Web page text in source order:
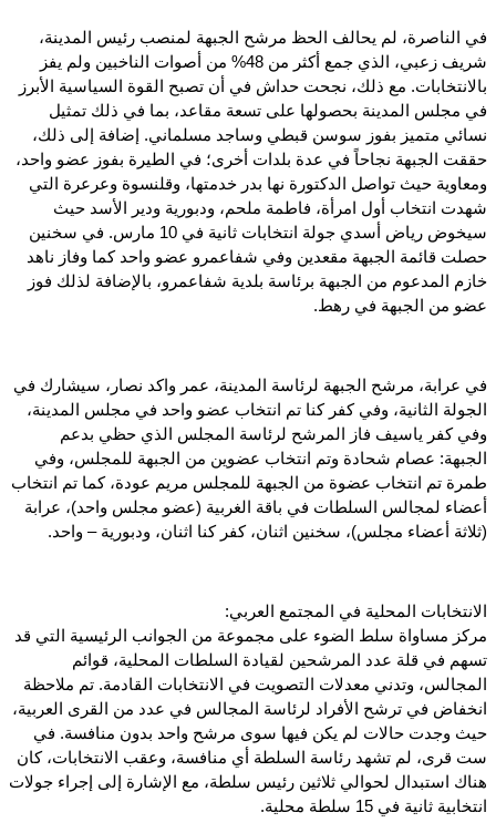
في الناصرة، لم يحالف الحظ مرشح الجبهة لمنصب رئيس المدينة،
شريف زعبي، الذي جمع أكثر من 48% من أصوات الناخبين ولم يفز
بالانتخابات. مع ذلك، نجحت حداش في أن تصبح القوة السياسية الأبرز
في مجلس المدينة بحصولها على تسعة مقاعد، بما في ذلك تمثيل
نسائي متميز بفوز سوسن قبطي وساجد مسلماني. إضافة إلى ذلك،
حققت الجبهة نجاحاً في عدة بلدات أخرى؛ في الطيرة بفوز عضو واحد،
ومعاوية حيث تواصل الدكتورة نها بدر خدمتها، وقلنسوة وعرعرة التي
شهدت انتخاب أول امرأة، فاطمة ملحم، ودبورية ودير الأسد حيث
سيخوض رياض أسدي جولة انتخابات ثانية في 10 مارس. في سخنين
حصلت قائمة الجبهة مقعدين وفي شفاعمرو عضو واحد كما وفاز ناهد
خازم المدعوم من الجبهة برئاسة بلدية شفاعمرو، بالإضافة لذلك فوز
عضو من الجبهة في رهط.
في عرابة، مرشح الجبهة لرئاسة المدينة، عمر واكد نصار، سيشارك في
الجولة الثانية، وفي كفر كنا تم انتخاب عضو واحد في مجلس المدينة،
وفي كفر ياسيف فاز المرشح لرئاسة المجلس الذي حظي بدعم
الجبهة: عصام شحادة وتم انتخاب عضوين من الجبهة للمجلس، وفي
طمرة تم انتخاب عضوة من الجبهة للمجلس مريم عودة، كما تم انتخاب
أعضاء لمجالس السلطات في باقة الغربية (عضو مجلس واحد)، عرابة
(ثلاثة أعضاء مجلس)، سخنين اثنان، كفر كنا اثنان، ودبورية – واحد.
الانتخابات المحلية في المجتمع العربي:
مركز مساواة سلط الضوء على مجموعة من الجوانب الرئيسية التي قد
تسهم في قلة عدد المرشحين لقيادة السلطات المحلية، قوائم
المجالس، وتدني معدلات التصويت في الانتخابات القادمة. تم ملاحظة
انخفاض في ترشح الأفراد لرئاسة المجالس في عدد من القرى العربية،
حيث وجدت حالات لم يكن فيها سوى مرشح واحد بدون منافسة. في
ست قرى، لم تشهد رئاسة السلطة أي منافسة، وعقب الانتخابات، كان
هناك استبدال لحوالي ثلاثين رئيس سلطة، مع الإشارة إلى إجراء جولات
انتخابية ثانية في 15 سلطة محلية.